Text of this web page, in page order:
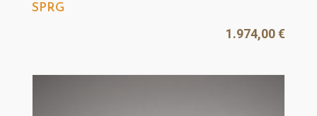
SPRG
1.974,00€